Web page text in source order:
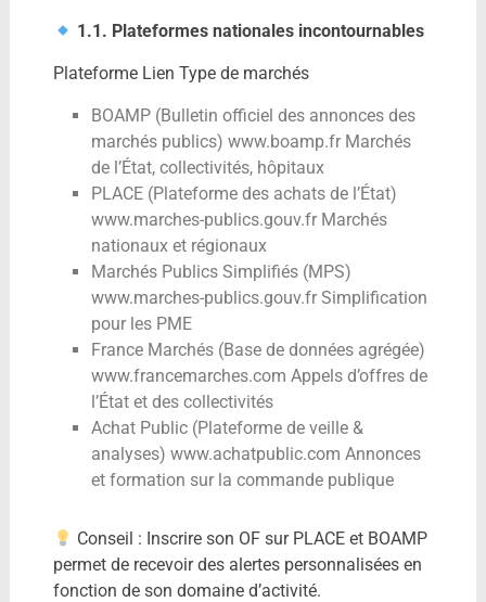
1.1. Plateformes nationales incontournables
Plateforme Lien Type de marchés
BOAMP (Bulletin officiel des annonces des
marchés publics) www.boamp.fr Marchés
de l’État, collectivités, hôpitaux
PLACE (Plateforme des achats de l’État)
www.marches-publics.gouv.fr Marchés
nationaux et régionaux
Marchés Publics Simplifiés (MPS)
www.marches-publics.gouv.fr Simplification
pour les PME
France Marchés (Base de données agrégée)
www.francemarches.com Appels d’offres de
l’État et des collectivités
Achat Public (Plateforme de veille &
analyses) www.achatpublic.com Annonces
et formation sur la commande publique
Conseil : Inscrire son OF sur PLACE et BOAMP
permet de recevoir des alertes personnalisées en
fonction de son domaine d’activité.